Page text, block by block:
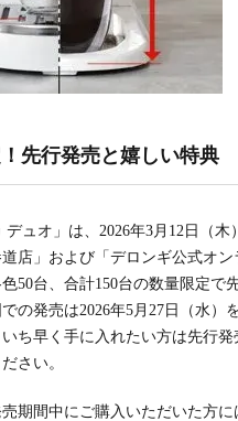
先行発売と嬉しい特典
デュオ」は、2026年3月12日（木
道店」および「デロンギ公式オン
色50台、合計150台の数量限定で
の発売は2026年5月27日（水）
ち早く手に入れたい方は先行発
さい。
期間中にご購入いただいた方に